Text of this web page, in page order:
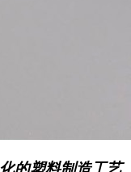
的塑料制造工艺